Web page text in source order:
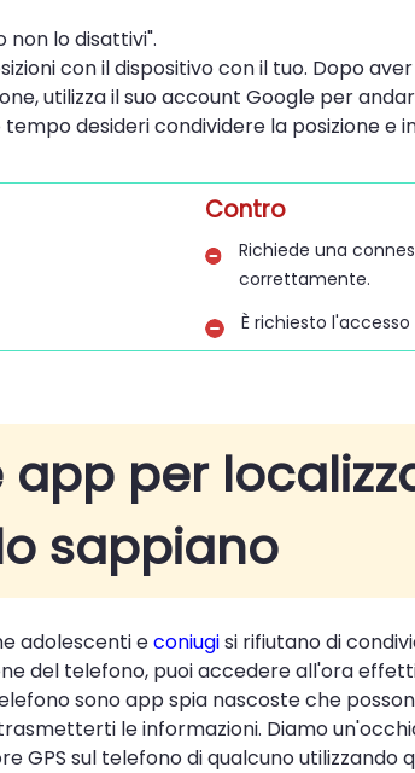
non lo disattivi".
con il dispositivo con il tuo. Dopo
utilizza il suo account Google per
desideri condividere la posizione e
Contro
Richiede una
correttamente.
È richiesto
app per
sappiano
adolescenti econiugisi rifiutano di
del telefono, puoi accedere all'ora
sono app spia nascoste che
le informazioni. Diamo
GPS sul telefono di qualcuno utilizzando